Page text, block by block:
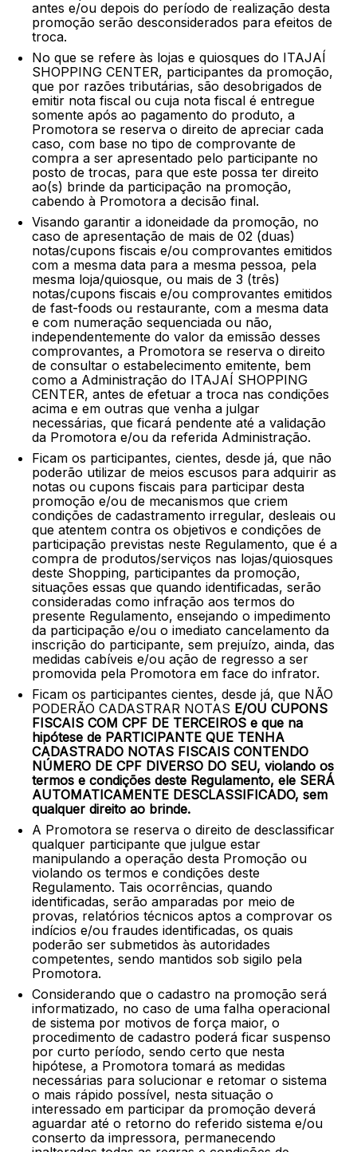
antes e/ou depois do período de realização desta
promoção serão desconsiderados para efeitos de
troca.
No que se refere às lojas e quiosques do ITAJAÍ
SHOPPING CENTER, participantes da promoção,
que por razões tributárias, são desobrigados de
emitir nota fiscal ou cuja nota fiscal é entregue
somente após ao pagamento do produto, a
Promotora se reserva o direito de apreciar cada
caso, com base no tipo de comprovante de
compra a ser apresentado pelo participante no
posto de trocas, para que este possa ter direito
ao(s) brinde da participação na promoção,
cabendo à Promotora a decisão final.
Visando garantir a idoneidade da promoção, no
caso de apresentação de mais de 02 (duas)
notas/cupons fiscais e/ou comprovantes emitidos
com a mesma data para a mesma pessoa, pela
mesma loja/quiosque, ou mais de 3 (três)
notas/cupons fiscais e/ou comprovantes emitidos
de fast-foods ou restaurante, com a mesma data
e com numeração sequenciada ou não,
independentemente do valor da emissão desses
comprovantes, a Promotora se reserva o direito
de consultar o estabelecimento emitente, bem
como a Administração do ITAJAÍ SHOPPING
CENTER, antes de efetuar a troca nas condições
acima e em outras que venha a julgar
necessárias, que ficará pendente até a validação
da Promotora e/ou da referida Administração.
Ficam os participantes, cientes, desde já, que não
poderão utilizar de meios escusos para adquirir as
notas ou cupons fiscais para participar desta
promoção e/ou de mecanismos que criem
condições de cadastramento irregular, desleais ou
que atentem contra os objetivos e condições de
participação previstas neste Regulamento, que é a
compra de produtos/serviços nas lojas/quiosques
deste Shopping, participantes da promoção,
situações essas que quando identificadas, serão
consideradas como infração aos termos do
presente Regulamento, ensejando o impedimento
da participação e/ou o imediato cancelamento da
inscrição do participante, sem prejuízo, ainda, das
medidas cabíveis e/ou ação de regresso a ser
promovida pela Promotora em face do infrator.
Ficam os participantes cientes, desde já, que NÃO
PODERÃO CADASTRAR NOTAS E/OU CUPONS
FISCAIS COM CPF DE TERCEIROS e que na
hipótese de PARTICIPANTE QUE TENHA
CADASTRADO NOTAS FISCAIS CONTENDO
NÚMERO DE CPF DIVERSO DO SEU, violando os
termos e condições deste Regulamento, ele SERÁ
AUTOMATICAMENTE DESCLASSIFICADO, sem
qualquer direito ao brinde.
A Promotora se reserva o direito de desclassificar
qualquer participante que julgue estar
manipulando a operação desta Promoção ou
violando os termos e condições deste
Regulamento. Tais ocorrências, quando
identificadas, serão amparadas por meio de
provas, relatórios técnicos aptos a comprovar os
indícios e/ou fraudes identificadas, os quais
poderão ser submetidos às autoridades
competentes, sendo mantidos sob sigilo pela
Promotora.
Considerando que o cadastro na promoção será
informatizado, no caso de uma falha operacional
de sistema por motivos de força maior, o
procedimento de cadastro poderá ficar suspenso
por curto período, sendo certo que nesta
hipótese, a Promotora tomará as medidas
necessárias para solucionar e retomar o sistema
o mais rápido possível, nesta situação o
interessado em participar da promoção deverá
aguardar até o retorno do referido sistema e/ou
conserto da impressora, permanecendo